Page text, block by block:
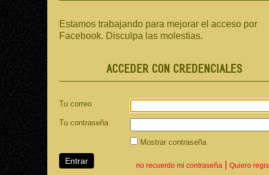
Estamos trabajando para mejorar el acceso por
Facebook. Disculpa las molestias.
ACCEDER CON CREDENCIALES
Tu correo
Tu contraseña
Mostrar contraseña
no recuerdo mi contraseña Quiero